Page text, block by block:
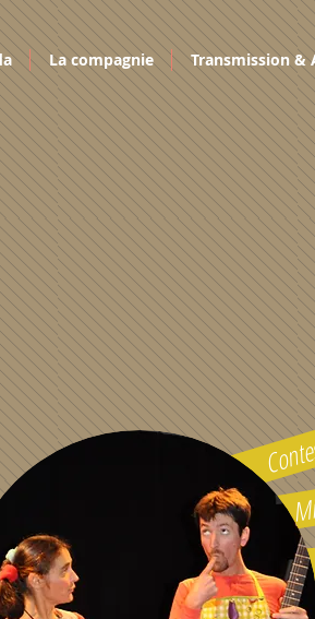
La compagnie Transmission &